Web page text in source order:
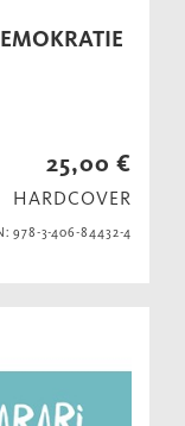
25,00 €
HARDCOVER
978-3-406-84432-4